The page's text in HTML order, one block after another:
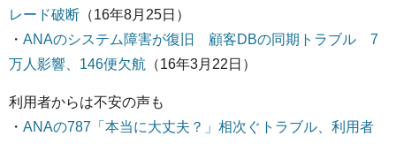
レード破断 （16年8月25日）
・ ANAのシステム障害が復旧 顧客DBの同期トラブル 7
万人影響、146便欠航 （16年3月22日）
利用者からは不安の声も
・ ANAの787「本当に大丈夫？」相次ぐトラブル、利用者